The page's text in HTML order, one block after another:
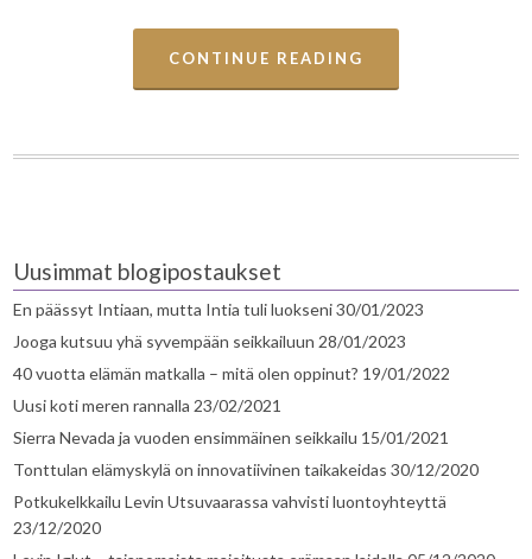
CONTINUE READING
Uusimmat blogipostaukset
En päässyt Intiaan, mutta Intia tuli luokseni30/01/2023
Jooga kutsuu yhä syvempään seikkailuun 28/01/2023
40 vuotta elämän matkalla – mitä olen oppinut? 19/01/2022
Uusi koti meren rannalla 23/02/2021
Sierra Nevada ja vuoden ensimmäinen seikkailu 15/01/2021
Tonttulan elämyskylä on innovatiivinen taikakeidas 30/12/2020
Potkukelkkailu Levin Utsuvaarassa vahvisti luontoyhteyttä
23/12/2020